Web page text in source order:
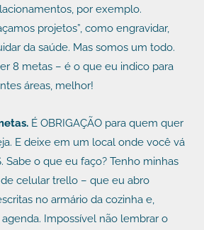
por exemplo.
projetos”, como engravidar,
da saúde. Mas somos um todo.
8 metas – é o que eu indico para
áreas, melhor!
É OBRIGAÇÃO para quem quer
E deixe em um local onde você vá
Sabe o que eu faço? Tenho minhas
celular trello – que eu abro
no armário da cozinha e,
Impossível não lembrar o